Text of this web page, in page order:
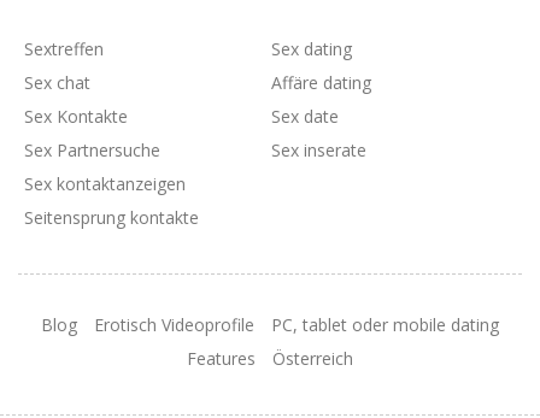
Sextreffen
Sex chat
Sex Kontakte
Sex dating
Affäre dating
Sex date
Sex Partnersuche
Sex kontaktanzeigen
Seitensprung kontakte
Sex inserate
Blog Erotisch Videoprofile
PC, tablet oder mobile dating
Features
Österreich